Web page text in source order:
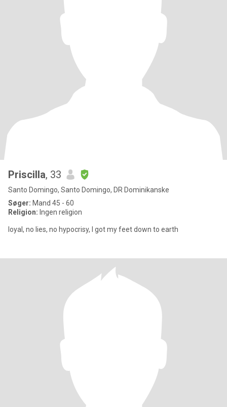
Priscilla, 33
Santo Domingo, Santo Domingo, DR Dominikanske
Søger: Mand 45 - 60
Religion: Ingen religion
loyal, no lies, no hypocrisy, I got my feet down to earth